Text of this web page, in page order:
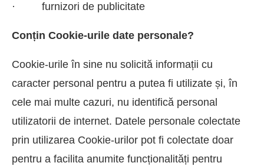
· furnizori de publicitate
Conțin Cookie-urile date personale?
Cookie-urile în sine nu solicită informații cu
caracter personal pentru a putea fi utilizate și, în
cele mai multe cazuri, nu identifică personal
utilizatorii de internet. Datele personale colectate
prin utilizarea Cookie-urilor pot fi colectate doar
pentru a facilita anumite funcționalități pentru